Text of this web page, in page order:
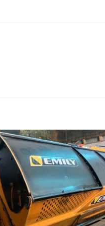
Ajouter
à la liste
de
souhaits